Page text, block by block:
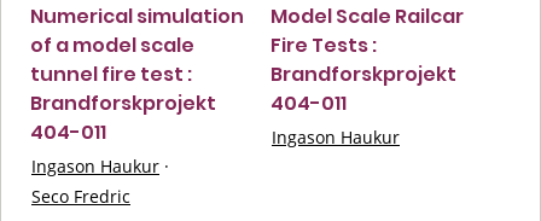
Numerical simulation
of a model scale
tunnel fire test :
Brandforskprojekt
404-011
Ingason Haukur ·
Seco Fredric
Model Scale Railcar
Fire Tests :
Brandforskprojekt
404-011
Ingason Haukur